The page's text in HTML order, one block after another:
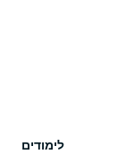
לימודים